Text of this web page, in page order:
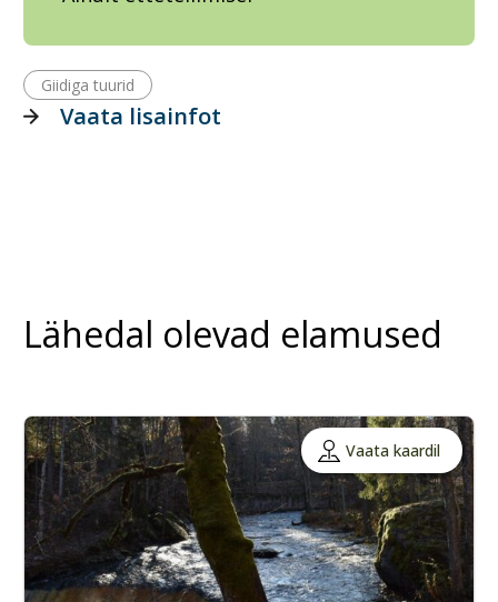
Giidiga tuurid
Vaata lisainfot
Lähedal olevad elamused
Vaata kaardil